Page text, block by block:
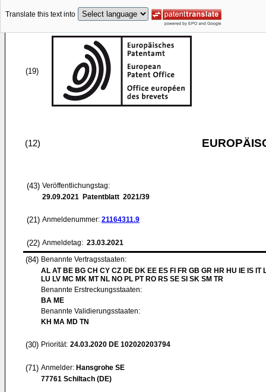
Translate this text into
(19)
(12)
(43) Veröffentlichungstag:
29.09.2021 Patentblatt 2021/39
(21) Anmeldenummer: 21164311.9
(22) Anmeldetag: 23.03.2021
(84) Benannte Vertragsstaaten:
AL AT BE BG CH CY CZ DE DK EE ES FI FR GB GR HR HU IE IS IT
LU LV MC MK MT NL NO PL PT RO RS SE SI SK SM TR
Benannte Erstreckungsstaaten:
BA ME
Benannte Validierungsstaaten:
KH MA MD TN
(30) Priorität: 24.03.2020 DE 102020203794
(71) Anmelder: Hansgrohe SE
77761 Schiltach (DE)